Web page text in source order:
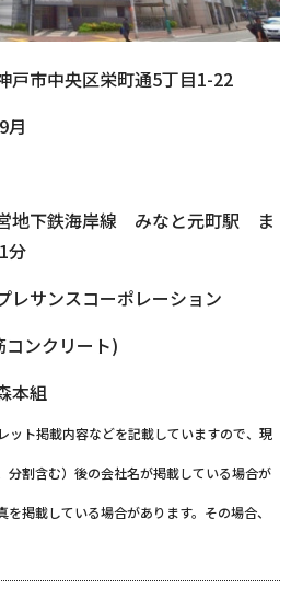
戸市中央区栄町通5丁目1-22
月
地下鉄海岸線 みなと元町駅 ま
分
レサンスコーポレーション
コンクリート)
本組
ト掲載内容などを記載していますので、現
割含む）後の会社名が掲載している場合が
掲載している場合があります。その場合、